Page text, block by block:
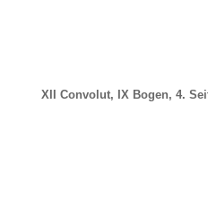
XII Convolut, IX Bogen, 4.